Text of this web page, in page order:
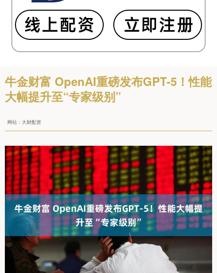
牛金财富 OpenAI重磅发布GPT-5！性能
大幅提升至“专家级别”
网站：大财配资